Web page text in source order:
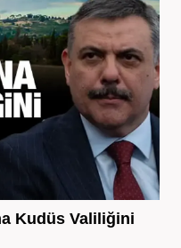
Kudüs Valiliğini